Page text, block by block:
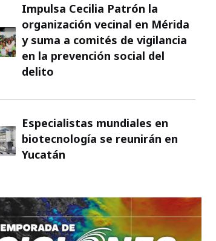
Impulsa Cecilia Patrón la
organización vecinal en Mérida
y suma a comités de vigilancia
en la prevención social del
delito
Especialistas mundiales en
biotecnología se reunirán en
Yucatán